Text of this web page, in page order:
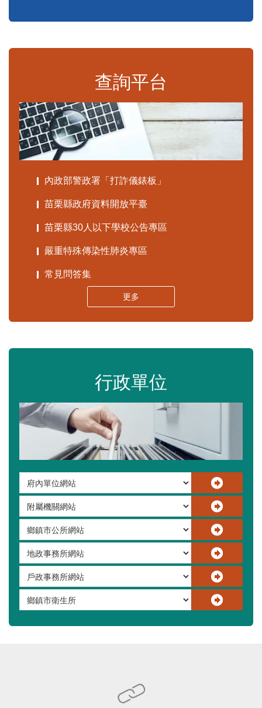
查詢平台
內政部警政署「打詐儀錶板」
苗栗縣政府資料開放平臺
苗栗縣30人以下學校公告專區
嚴重特殊傳染性肺炎專區
常見問答集
更多
行政單位